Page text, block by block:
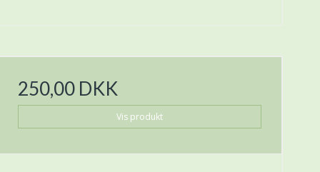
250,00 DKK
Vis produkt